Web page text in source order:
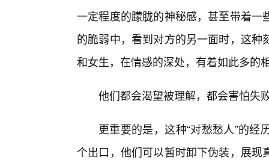
一定程度的朦胧的神秘感，甚至带着
的脆弱中，看到对方的另一面时，这
和女生，在情感的深处，有着如此多的
他们都会渴望被理解，都会害怕失
更重要的是，这种“对愁愁人”的
个出口，他们可以暂时卸下伪装，展